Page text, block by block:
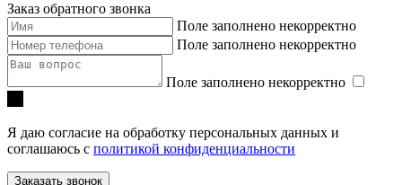
Заказ обратного звонка
Поле заполнено некорректно
Поле заполнено некорректно
Поле заполнено некорректно
Я даю согласие на обработку персональных данных и
соглашаюсь с политикой конфиденциальности
Заказать звонок